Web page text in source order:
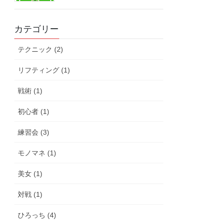
カテゴリー
テクニック (2)
リフティング (1)
戦術 (1)
初心者 (1)
練習会 (3)
モノマネ (1)
美女 (1)
対戦 (1)
ひろっち (4)